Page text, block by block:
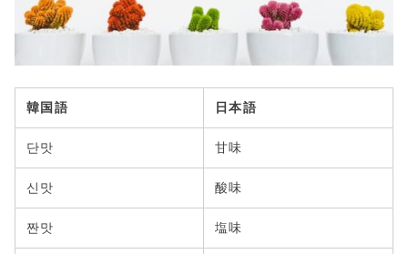
韓国語 日本語
단맛 甘味
신맛 酸味
짠맛 塩味